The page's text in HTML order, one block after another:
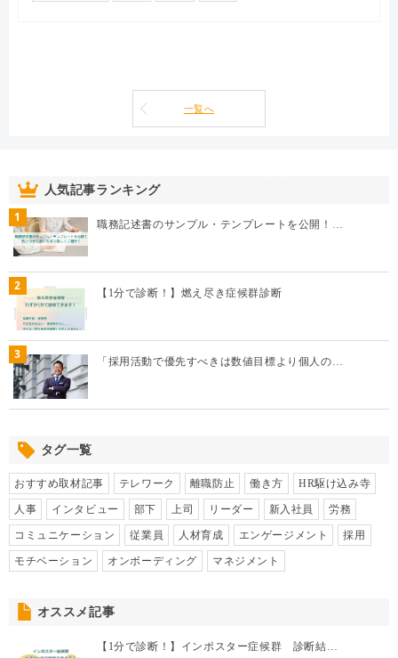
一覧へ
人気記事ランキング
1 職務記述書のサンプル・テンプレートを公開！…
2 【1分で診断！】燃え尽き症候群診断
3 「採用活動で優先すべきは数値目標より個人の…
タグ一覧
おすすめ取材記事 テレワーク 離職防止 働き方 HR駆け込み寺
人事 インタビュー 部下 上司 リーダー 新入社員 労務
コミュニケーション 従業員 人材育成 エンゲージメント 採用
モチベーション オンボーディング マネジメント
オススメ記事
【1分で診断！】インポスター症候群 診断結…